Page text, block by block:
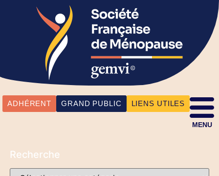
ADHÉRENT GRAND PUBLIC LIENS UTILES
MENU
Recherche